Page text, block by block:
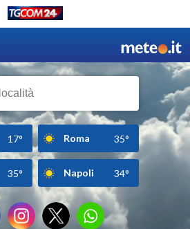
17° Roma 35°
35° Napoli 34°